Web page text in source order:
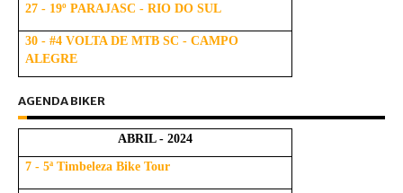
27 - 19º PARAJASC - RIO DO SUL
30 - #4 VOLTA DE MTB SC - CAMPO
ALEGRE
AGENDA BIKER
ABRIL - 2024
7 - 5ª Timbeleza Bike Tour